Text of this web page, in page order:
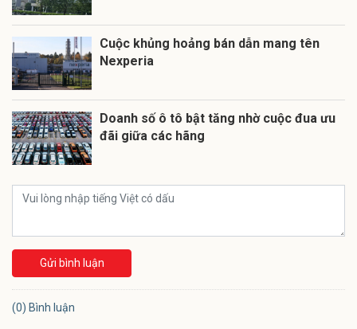
Cuộc khủng hoảng bán dẫn mang tên
Nexperia
Doanh số ô tô bật tăng nhờ cuộc đua ưu
đãi giữa các hãng
Gửi bình luận
(0) Bình luận